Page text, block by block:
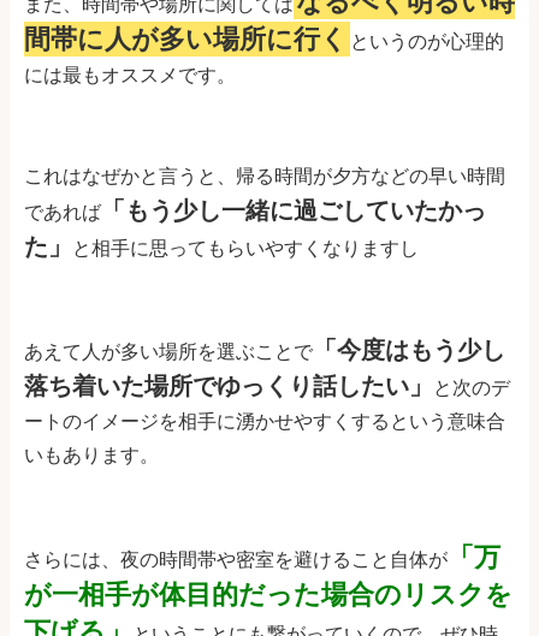
また、時間帯や場所に関しては
間帯に人が多い場所に行く
というのが心理的
には最もオススメです。
これはなぜかと言うと、帰る時間が夕方などの早い時間
であれば
「もう少し一緒に過ごしていたかっ
た」
と相手に思ってもらいやすくなりますし
あえて人が多い場所を選ぶことで
「今度はもう少し
落ち着いた場所でゆっくり話したい」
と次のデ
ートのイメージを相手に湧かせやすくするという意味合
いもあります。
さらには、夜の時間帯や密室を避けること自体が
「万
が一相手が体目的だった場合のリスクを